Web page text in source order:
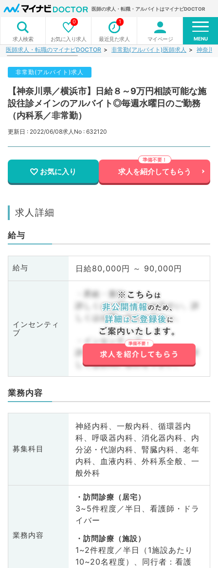
医師の求人・転職・アルバイトはマイナビDOCTOR
求人検索 お気に入り求人
0
最近見た求人
1
マイページ MENU
医師求人・転職のマイナビDOCTOR 非常勤(アルバイト)医師求人 神奈川
非常勤(アルバイト)求人
【神奈川県／横浜市】日給８～9万円相談可能な施
設往診メインのアルバイト◎毎週水曜日のご勤務
（内科系／非常勤）
更新日 : 2022/06/08求人No : 632120
お気に入り 求人を紹介してもらう
求人詳細
給与
給与 日給80,000円 ～ 90,000円
インセンティ
ブ
・昇給・賞与
詳しくはお問い合わせ下さい。詳
しくはお問い合わせ下さい。
・インセンティブ
詳しくはお問い合わせ下さい。詳
しくはお問い合わせ下さい。
業務内容
募集科目
神経内科、一般内科、循環器内
科、呼吸器内科、消化器内科、内
分泌・代謝内科、腎臓内科、老年
内科、血液内科、外科系全般、一
般外科
業務内容
訪問診療（居宅）
3~5件程度／半日、看護師・ドラ
イバー
訪問診療（施設）
1~2件程度／半日（1施設あたり
10~20名程度）、同行者：看護